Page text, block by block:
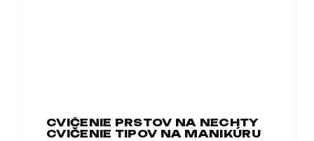
CVIČENIE PRSTOV NA NECHTY
CVIČENIE TIPOV NA MANIKÚRU